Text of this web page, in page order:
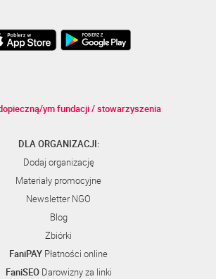
ym fundacji / stowarzyszenia
DLA ORGANIZACJI:
Dodaj organizację
Materiały promocyjne
Newsletter NGO
Blog
Zbiórki
FaniPAY Płatności online
FaniSEODarowizny za linki